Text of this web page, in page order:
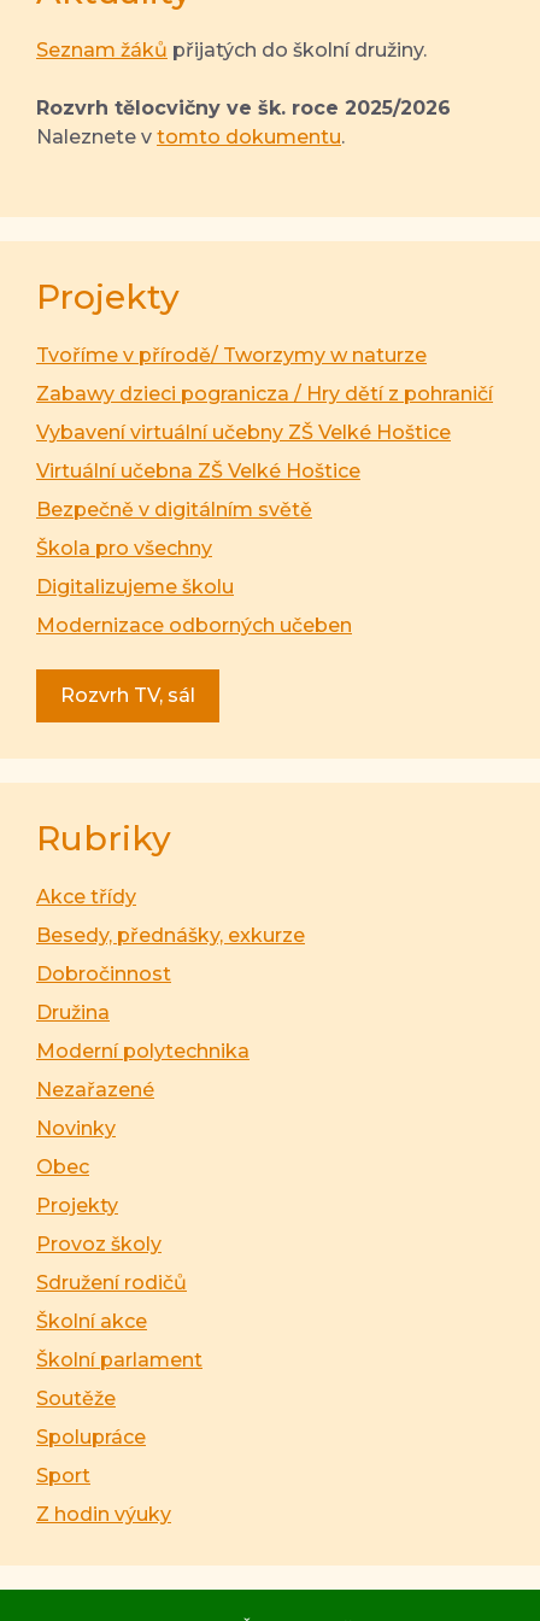
Seznam žáků přijatých do školní družiny.
Rozvrh tělocvičny ve šk. roce 2025/2026
Naleznete v tomto dokumentu.
Projekty
Tvoříme v přírodě/ Tworzymy w naturze
Zabawy dzieci pogranicza / Hry dětí z pohraničí
Vybavení virtuální učebny ZŠ Velké Hoštice
Virtuální učebna ZŠ Velké Hoštice
Bezpečně v digitálním světě
Škola pro všechny
Digitalizujeme školu
Modernizace odborných učeben
Rozvrh TV, sál
Rubriky
Akce třídy
Besedy, přednášky, exkurze
Dobročinnost
Družina
Moderní polytechnika
Nezařazené
Novinky
Obec
Projekty
Provoz školy
Sdružení rodičů
Školní akce
Školní parlament
Soutěže
Spolupráce
Sport
Z hodin výuky